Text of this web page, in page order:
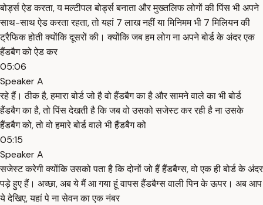
बोर्ड्स ऐड करता, य मल्टीपल बोर्ड्स बनाता और मुख्तलिफ लोगों की पिंस भी अपने
साथ-साथ ऐड करता रहता, तो यहां 7 लाख नहीं या मिनिमम भी 7 मिलियन की
ट्रैफिक होती क्योंकि दूसरों की। क्योंकि जब हम लोग ना अपने बोर्ड के अंदर एक
हैंडबैग को ऐड कर
05:06
Speaker A
रहे हैं। ठीक है, हमारा बोर्ड जो है वो हैंडबैग का है और सामने वाले का भी बोर्ड
हैंडबैग का है, तो पिंस देखती है कि जब वो उसको सजेस्ट कर रही है ना उसके
हैंडबैग को, तो वो हमारे बोर्ड वाले भी हैंडबैग को
05:15
Speaker A
सजेस्ट करेगी क्योंकि उसको पता है कि दोनों जो हैं हैंडबैग्स, वो एक ही बोर्ड के अंदर
पड़े हुए हैं। अच्छा, अब ये मैं आ गया हूं वापस हैंडबैग्स वाली पिन के ऊपर। अब आप
ये देखिए, यहां पे ना सेवन का एक नंबर